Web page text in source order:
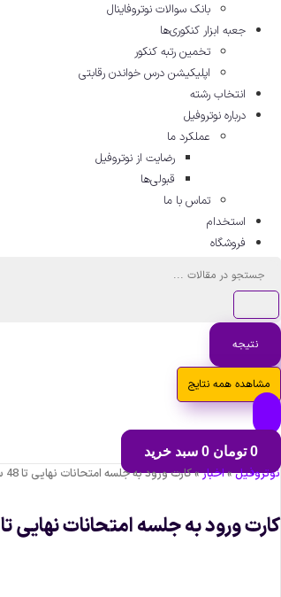
بانک سوالات نوتروفاینال
جعبه ابزار کنکوری‌ها
تخمین رتبه کنکور
اپلیکیشن درس خواندن رقابتی
انتخاب رشته
درباره نوتروفیل
عملکرد ما
رضایت از نوتروفیل
قبولی‌ها
تماس با ما
استخدام
فروشگاه
جستجو
نتیجه
مشاهده همه نتایج
0 تومان 0 سبد خرید
نوتروفیل»اخبار»کارت ورود به جلسه امتحانات نهایی تا 48 ساعت آینده منتشر میشود.
کارت ورود به جلسه امتحانات نهایی تا 48 ساعت آینده منتشر میشود.